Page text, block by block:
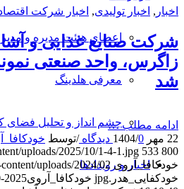
اعضای هیئت مدیره و
معرفی هلدینگ
چشم انداز و تحلیل فضای
اخبار و رویدادها
اخبار , اخبار تولیدی, اخبار شرکت
شرکت صنایع غذایی و
زاگرس، واحد صنعتی
شد
ادامه مطلب …
22 مهر 1404
/0 دیدگاه /توسط
uploads/2025/10/1-4-1.jpg 533 800
خودکافا_آر‌وی
خودکفایی_هدر.jpg
خودکافا_آر‌وی2025-10-14 17:17:38